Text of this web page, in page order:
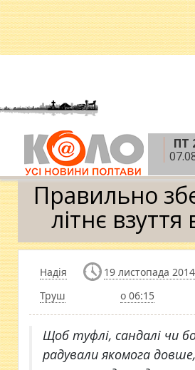
ПТ
Головна » Теми » Правильно
взуття взимку
Правильно
літнє
Надія
Труш
19 листопада 2014
о 06:15
Щоб туфлі, сандалі чи
радували якомога